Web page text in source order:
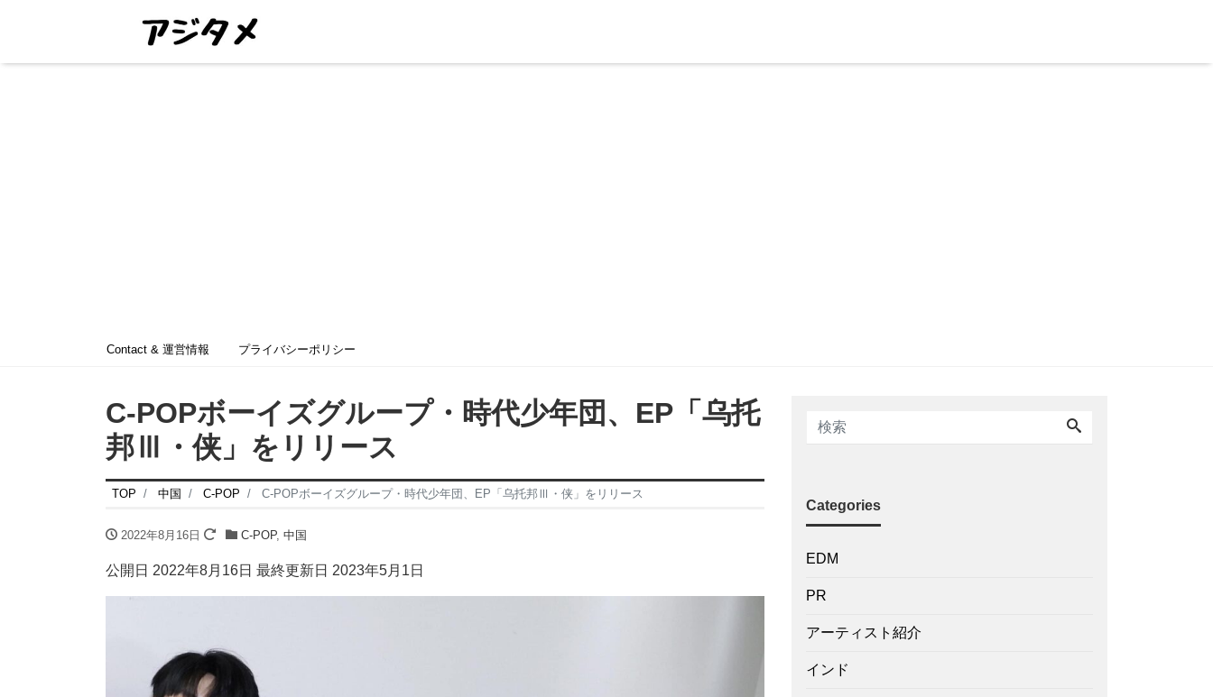
Contact & 運営情報 プライバシーポリシー
C-POPボーイズグループ・時代少年団、EP「乌托
邦Ⅲ・侠」をリリース
TOP 中国 C-POP C-POPボーイズグループ・時代少年団、EP「乌托邦Ⅲ・侠」をリリース
2022年8月16日 C-POP, 中国
公開日 2022年8月16日 最終更新日 2023年5月1日
Categories
EDM
PR
アーティスト紹介
インド